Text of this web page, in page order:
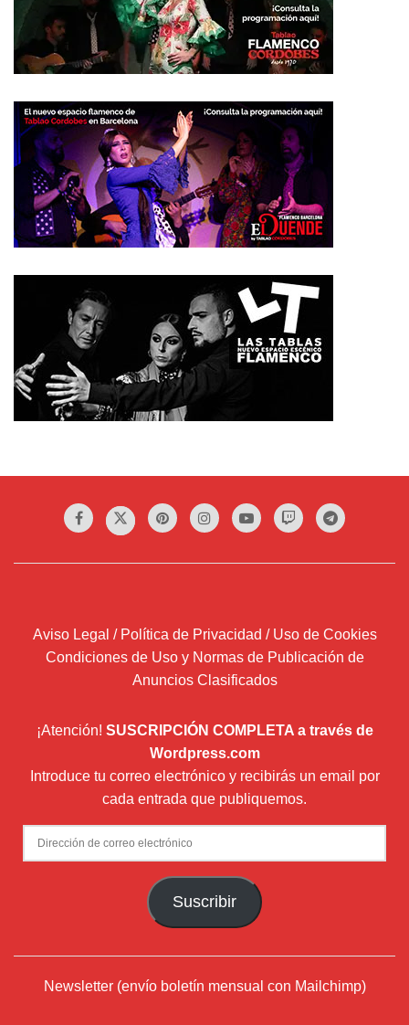
Aviso Legal / Política de Privacidad / Uso de Cookies
Condiciones de Uso y Normas de Publicación de
Anuncios Clasificados
¡Atención! SUSCRIPCIÓN COMPLETA a través de
Wordpress.com
Introduce tu correo electrónico y recibirás un email por
cada entrada que publiquemos.
Dirección
de
Suscribir
Newsletter (envío boletín mensual con Mailchimp)